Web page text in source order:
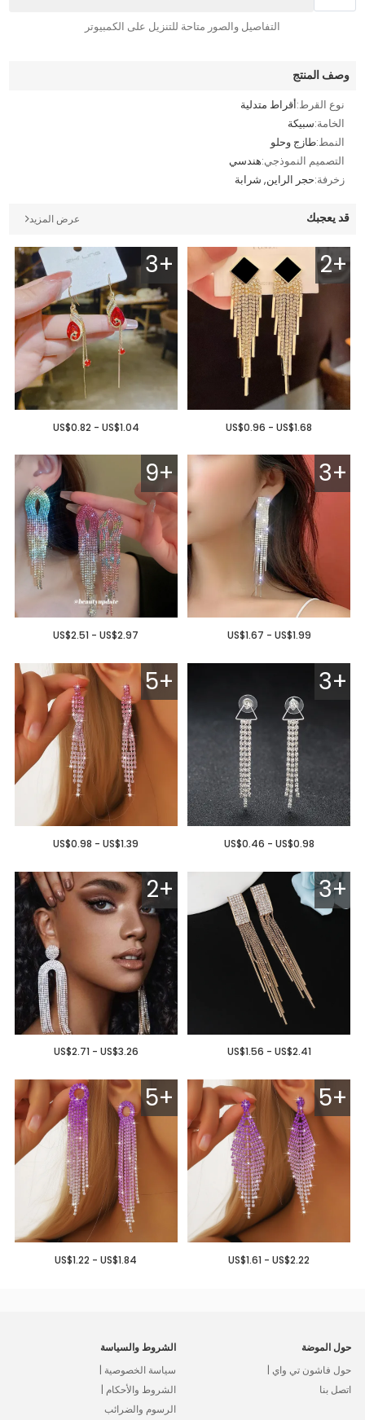
التفاصيل والصور متاحة للتنزيل على الكمبيوتر
وصف المنتج
نوع القرط:أقراط متدلية
الخامة:سبيكة
النمط:طازج وحلو
التصميم النموذجي:هندسي
زخرفة:حجر الراين, شرابة
قد يعجبك عرض المزيد
2+
US$0.96 - US$1.68
3+
US$0.82 - US$1.04
3+
US$1.67 - US$1.99
9+
US$2.51 - US$2.97
3+
US$0.46 - US$0.98
5+
US$0.98 - US$1.39
3+
US$1.56 - US$2.41
2+
US$2.71 - US$3.26
5+
US$1.61 - US$2.22
5+
US$1.22 - US$1.84
حول الموضة
حول فاشون تي واي |
اتصل بنا
الشروط والسياسة
سياسة الخصوصية |
الشروط والأحكام |
الرسوم والضرائب